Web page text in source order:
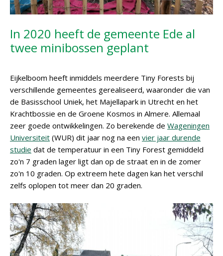
In 2020 heeft de gemeente Ede al
twee minibossen geplant
Eijkelboom heeft inmiddels meerdere Tiny Forests bij
verschillende gemeentes gerealiseerd, waaronder die van
de Basisschool Uniek, het Majellapark in Utrecht en het
Krachtbossie en de Groene Kosmos in Almere. Allemaal
zeer goede ontwikkelingen. Zo berekende de Wageningen
Universiteit (WUR) dit jaar nog na een vier jaar durende
studie dat de temperatuur in een Tiny Forest gemiddeld
zo'n 7 graden lager ligt dan op de straat en in de zomer
zo'n 10 graden. Op extreem hete dagen kan het verschil
zelfs oplopen tot meer dan 20 graden.